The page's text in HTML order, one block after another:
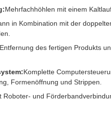
Mehrfachhöhlen mit einem
in Kombination mit der
des fertigen Produkts
Komplette
Formenöffnung und Strippen.
Roboter- und